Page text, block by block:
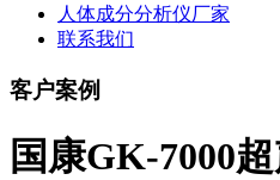
人体成分分析仪厂家
联系我们
客户案例
国康GK-7000